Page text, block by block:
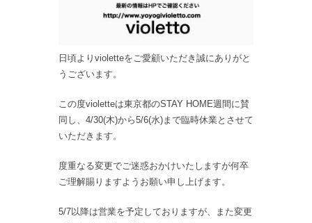
日頃よりvioletteをご愛顧いただき誠にありがと
うございます。
この度violetteは東京都のSTAY HOME週間に賛
同し、4/30(木)から5/6(水)まで臨時休業とさせて
いただきます。
度重なる変更でご迷惑おかけいたしますが何卒
ご理解賜りますようお願い申し上げます。
5/7以降は営業を予定しておりますが、また変更